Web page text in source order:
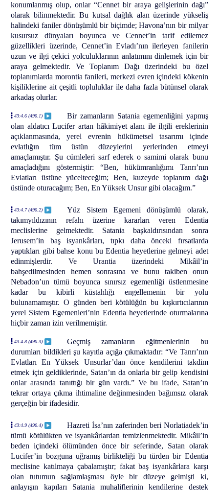
konumlanmış olup, onlar “Cennet bir araya gelişlerinin dağı”
olarak bilinmektedir. Bu kutsal dağlık alan üzerinde yükseliş
halindeki faniler dönüşümlü bir biçimde; Havona’nın bir milyar
kusursuz dünyaları boyunca ve Cennet’in tarif edilemez
güzellikleri üzerinde, Cennet’in Evladı’nın ilerleyen fanilerin
uzun ve ilgi çekici yolculuklarının anlatımını dinlemek için bir
araya gelmektedir. Ve Toplanım Dağı üzerindeki bu özel
toplanımlarda morontia fanileri, merkezi evren içindeki kökenin
kişiliklerine ait çeşitli topluluklar ile daha fazla bütünsel olarak
arkadaş olurlar.
43:4.6 (490.1)
Bir zamanların Satania egemenliğini yapmış
olan aldatıcı Lucifer artan hâkimiyet alanı ile ilgili ereklerinin
açıklanmasında, yerel evrenin hükümetsel tasarımı içinde
evlatlığın tüm üstün düzeylerini yerlerinden etmeyi
amaçlamıştır. Şu cümleleri sarf ederek o samimi olarak bunu
amaçladığını göstermiştir: “Ben, hükümranlığımı Tanrı’nın
Evlatları üstüne yücelteceğim; Ben, kuzeyde toplanım dağı
üstünde oturacağım; Ben, En Yüksek Unsur gibi olacağım.”
43:4.7 (490.2)
Yüz Sistem Egemeni dönüşümlü olarak,
takımyıldızının refahı üzerine kararları veren Edentia
meclislerine gelmektedir. Satania başkaldırısından sonra
Jerusem’in baş isyankârları, tıpkı daha önceki fırsatlarda
yaptıkları gibi bahse konu bu Edentia heyetlerine gelmeyi adet
edinmişlerdir. Ve Urantia üzerindeki Mikâil’in
bahşedilmesinden hemen sonrasına ve bunu takiben onun
Nebadon’un tümü boyunca sınırsız egemenliği üstlenmesine
kadar bu kibirli küstahlığı engellemenin bir yolu
bulunamamıştır. O günden beri kötülüğün bu kışkırtıcılarının
yerel Sistem Egemenleri’nin Edentia heyetlerinde oturmalarına
hiçbir zaman izin verilmemiştir.
43:4.8 (490.3)
Geçmiş zamanların eğitmenlerinin bu
durumları bildikleri şu kayıtla açığa çıkmaktadır: “Ve Tanrı’nın
Evlatları En Yüksek Unsurlar’dan önce kendilerini takdim
etmek için geldiklerinde, Satan’ın da onlarla bir gelip kendisini
onlar arasında tanıttığı bir gün vardı.” Ve bu ifade, Satan’ın
tekrar ortaya çıkma ihtimaline değinmesinden bağımsız olarak
gerçeğin bir ifadesidir.
43:4.9 (490.4)
Hazreti İsa’nın zaferinden beri Norlatiadek’in
tümü kötülükten ve isyankârlardan temizlenmektedir. Mikâil’in
beden içindeki ölümünden önce bir seferinde, Satan olarak
Lucifer’in bozguna uğramış birlikteliği bu türden bir Edentia
meclisine katılmaya çabalamıştır; fakat baş isyankârlara karşı
olan tutumun sağlamlaşması öyle bir düzeye gelmişti ki,
anlayışın kapıları Satania muhaliflerinin kendilerine destek